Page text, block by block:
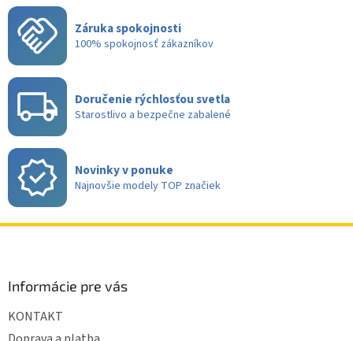
e
p
k
y
v
s
Záruka spokojnosti
100% spokojnosť zákazníkov
Doručenie rýchlosťou svetla
Starostlivo a bezpečne zabalené
Novinky v ponuke
Najnovšie modely TOP značiek
Informácie pre vás
KONTAKT